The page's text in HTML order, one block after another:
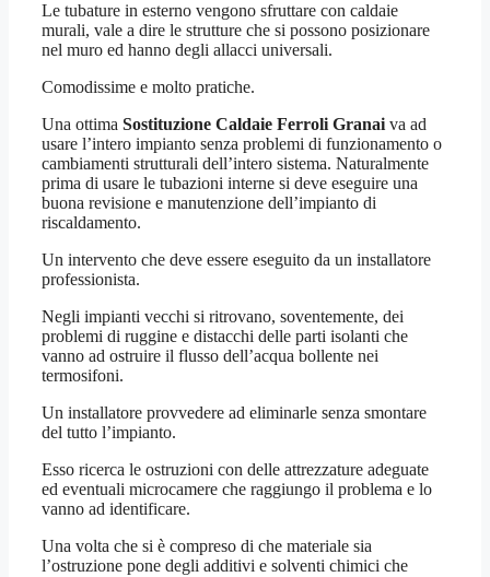
Le tubature in esterno vengono sfruttare con caldaie
murali, vale a dire le strutture che si possono posizionare
nel muro ed hanno degli allacci universali.
Comodissime e molto pratiche.
Una ottima Sostituzione Caldaie Ferroli Granai va ad
usare l’intero impianto senza problemi di funzionamento o
cambiamenti strutturali dell’intero sistema. Naturalmente
prima di usare le tubazioni interne si deve eseguire una
buona revisione e manutenzione dell’impianto di
riscaldamento.
Un intervento che deve essere eseguito da un installatore
professionista.
Negli impianti vecchi si ritrovano, soventemente, dei
problemi di ruggine e distacchi delle parti isolanti che
vanno ad ostruire il flusso dell’acqua bollente nei
termosifoni.
Un installatore provvedere ad eliminarle senza smontare
del tutto l’impianto.
Esso ricerca le ostruzioni con delle attrezzature adeguate
ed eventuali microcamere che raggiungo il problema e lo
vanno ad identificare.
Una volta che si è compreso di che materiale sia
l’ostruzione pone degli additivi e solventi chimici che